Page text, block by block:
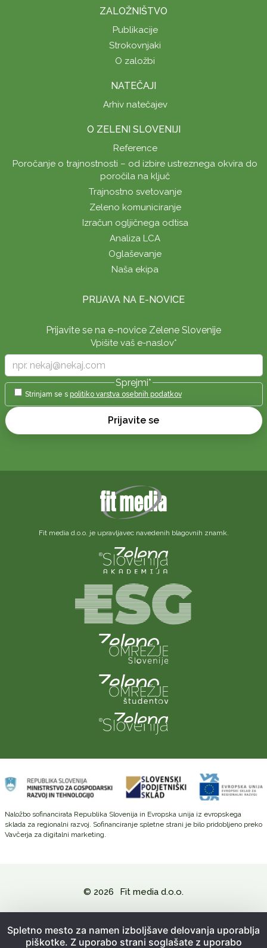
ZALOŽNIŠTVO
Publikacije
Strokovnjaki
O založbi
NATEČAJI
Arhiv natečajev
O ZELENI SLOVENIJI
Reference
Poročanje o trajnostnosti – od izbire ustreznega okvira do
poročila na ključ
Trajnostno svetovanje
Zeleno komuniciranje
Izračun ogljičnega odtisa
Analiza LCA
Oglaševanje
Naša ekipa
PRIJAVA NA E-NOVICE
Prijavite se na e-novice Zelene Slovenije
Vpišite vaš e-naslov*
Sprejmi*
Strinjam se s politiko varstva osebnih podatkov
Prijavite se
Fit media d.o.o. je upravljavec navedenih blagovnih znamk.
Naložbo sofinancirata Republika Slovenija in Evropska unija iz evropskega
sklada za regionalni razvoj. Sofinanciranje spletne strani je bilo pridobljeno preko
Vavčerja za digitalni marketing.
© 2026 Fit media d.o.o.
Splošni pogoji poslovanja
Spletno mesto za namen izboljšave delovanja uporablja
piškotke. Z uporabo strani soglašate z uporabo